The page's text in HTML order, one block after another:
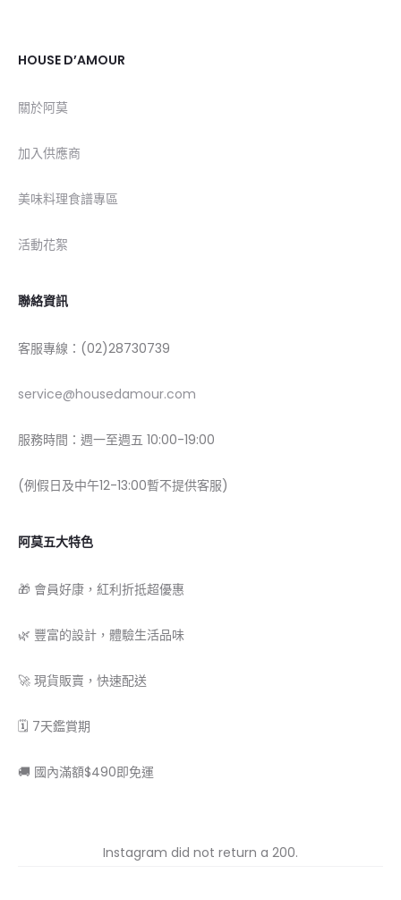
HOUSE D’AMOUR
關於阿莫
加入供應商
美味料理食譜專區
活動花絮
聯絡資訊
客服專線：(02)28730739
service@housedamour.com
服務時間：週一至週五 10:00-19:00
(例假日及中午12-13:00暫不提供客服)
阿莫五大特色
🎁 會員好康，紅利折抵超優惠
🌿 豐富的設計，體驗生活品味
🚀 現貨販賣，快速配送
🗓 7天鑑賞期
🚚 國內滿額$490即免運
Instagram did not return a 200.